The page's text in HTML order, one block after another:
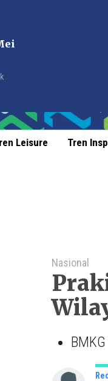
Leisure Tren
Nasional